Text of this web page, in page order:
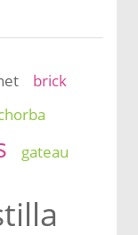
brick
gateau